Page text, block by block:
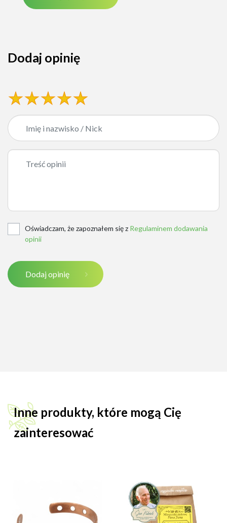
Dodaj opinię
Oświadczam, że zapoznałem się z Regulaminem dodawania
opinii
Dodaj opinię
Inne produkty, które mogą Cię
zainteresować